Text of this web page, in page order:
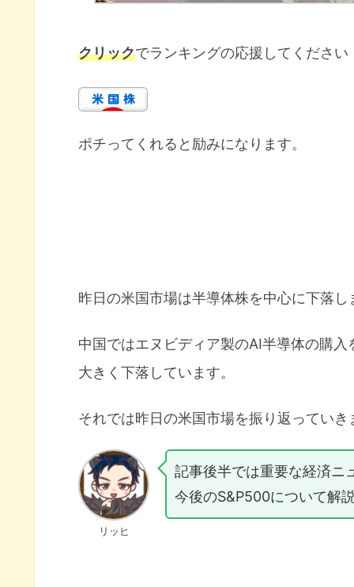
クリックでランキングの応援してください
ポチってくれると励みになります。
昨日の米国市場は半導体株を中心に下落し
中国ではエヌビディア製のAI半導体の購
大きく下落しています。
それでは昨日の米国市場を振り返っていき
リッヒ
記事後半では重要な経済ニ
今後のS&P500について解